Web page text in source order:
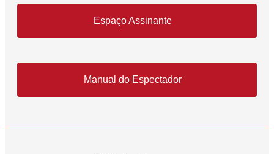
Espaço Assinante
Manual do Espectador